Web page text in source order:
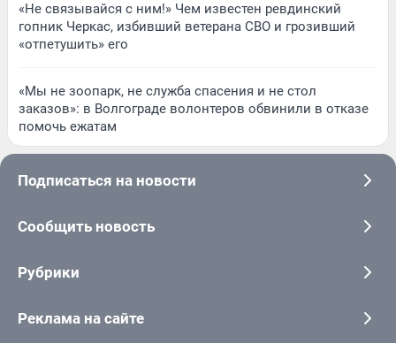
«Не связывайся с ним!» Чем известен ревдинский
гопник Черкас, избивший ветерана СВО и грозивший
«отпетушить» его
«Мы не зоопарк, не служба спасения и не стол
заказов»: в Волгограде волонтеров обвинили в отказе
помочь ежатам
Подписаться на новости
Сообщить новость
Рубрики
Реклама на сайте